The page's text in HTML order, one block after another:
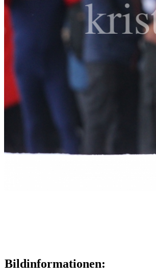
Bildinformationen: